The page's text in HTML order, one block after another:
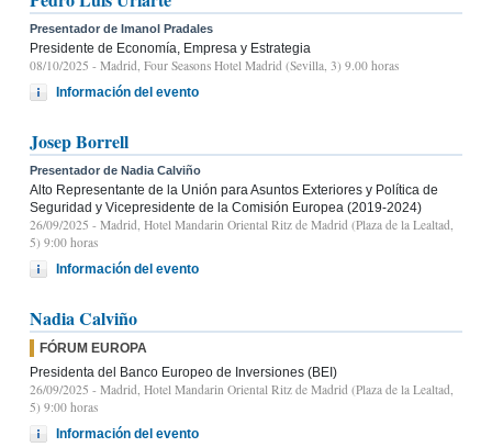
Presentador de Imanol Pradales
Presidente de Economía, Empresa y Estrategia
08/10/2025 - Madrid, Four Seasons Hotel Madrid (Sevilla, 3) 9.00 horas
Información del evento
Josep Borrell
Presentador de Nadia Calviño
Alto Representante de la Unión para Asuntos Exteriores y Política de
Seguridad y Vicepresidente de la Comisión Europea (2019-2024)
26/09/2025 - Madrid, Hotel Mandarin Oriental Ritz de Madrid (Plaza de la Lealtad,
5) 9:00 horas
Información del evento
Nadia Calviño
FÓRUM EUROPA
Presidenta del Banco Europeo de Inversiones (BEI)
26/09/2025 - Madrid, Hotel Mandarin Oriental Ritz de Madrid (Plaza de la Lealtad,
5) 9:00 horas
Información del evento